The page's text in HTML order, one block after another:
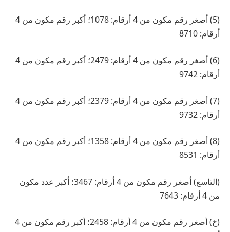
(5) أصغر رقم مكون من 4 أرقام: 1078؛ أكبر رقم مكون من 4
أرقام: 8710
(6) أصغر رقم مكون من 4 أرقام: 2479؛ أكبر رقم مكون من 4
أرقام: 9742
(7) أصغر رقم مكون من 4 أرقام: 2379؛ أكبر رقم مكون من 4
أرقام: 9732
(8) أصغر رقم مكون من 4 أرقام: 1358؛ أكبر رقم مكون من 4
أرقام: 8531
(التاسع) أصغر رقم مكون من 4 أرقام: 3467؛ أكبر عدد مكون
من 4 أرقام: 7643
(خ) أصغر رقم مكون من 4 أرقام: 2458؛ أكبر رقم مكون من 4